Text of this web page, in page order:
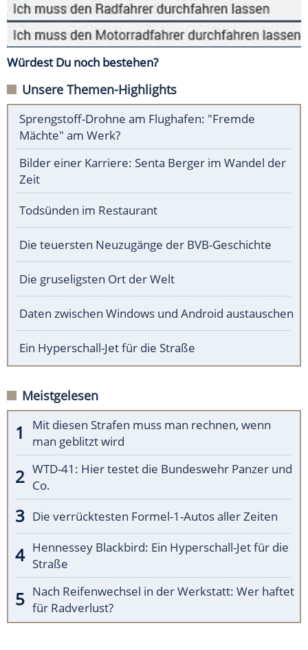
Würdest Du noch bestehen?
Unsere Themen-Highlights
Sprengstoff-Drohne am Flughafen: "Fremde
Mächte" am Werk?
Bilder einer Karriere: Senta Berger im Wandel der
Zeit
Todsünden im Restaurant
Die teuersten Neuzugänge der BVB-Geschichte
Die gruseligsten Ort der Welt
Daten zwischen Windows und Android austauschen
Ein Hyperschall-Jet für die Straße
Meistgelesen
Mit diesen Strafen muss man rechnen, wenn
man geblitzt wird
WTD-41: Hier testet die Bundeswehr Panzer und
Co.
Die verrücktesten Formel-1-Autos aller Zeiten
Hennessey Blackbird: Ein Hyperschall-Jet für die
Straße
Nach Reifenwechsel in der Werkstatt: Wer haftet
für Radverlust?